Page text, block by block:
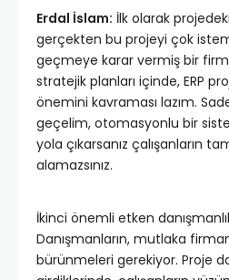
Erdal İslam: İlk olarak
gerçekten bu projeyi çok
geçmeye karar vermiş bir
stratejik planları içinde, ERP
önemini kavraması lazım.
geçelim, otomasyonlu bir
yola çıkarsanız çalışanların
alamazsınız.
İkinci önemli etken
Danışmanların, mutlaka
bürünmeleri gerekiyor. Proje